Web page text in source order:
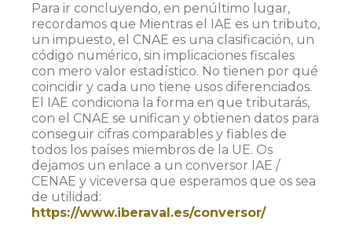
Para ir concluyendo, en penúltimo lugar,
recordamos que Mientras el IAE es un tributo,
un impuesto, el CNAE es una clasificación, un
código numérico, sin implicaciones fiscales
con mero valor estadístico. No tienen por qué
coincidir y cada uno tiene usos diferenciados.
El IAE condiciona la forma en que tributarás,
con el CNAE se unifican y obtienen datos para
conseguir cifras comparables y fiables de
todos los países miembros de la UE. Os
dejamos un enlace a un conversor IAE /
CENAE y viceversa que esperamos que os sea
de utilidad:
https://www.iberaval.es/conversor/